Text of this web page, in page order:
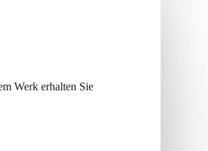
Werk erhalten Sie